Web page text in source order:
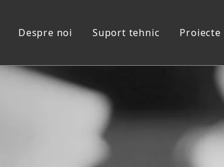
Despre noi Suport tehnic Proiecte